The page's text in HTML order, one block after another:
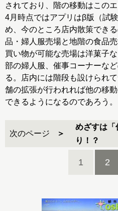
されており、階の移動はこのエ
4月時点ではアプリはβ版（試
め、今のところ店内散策でき
品・婦人服売場と地階の食品
買い物が可能な売場は洋菓子
部の婦人服、催事コーナーな
る。店内には階段も設けられ
舗の拡張が行われれば他の移
できるようになるのであろう。
次のページ
めざすは「
り！？
1 2